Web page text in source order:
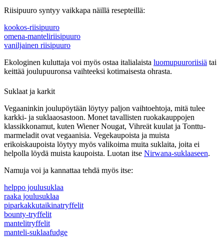
Riisipuuro syntyy vaikkapa näillä resepteillä:
kookos-riisipuuro
omena-manteliriisipuuro
vaniljainen riisipuuro
Ekologinen kuluttaja voi myös ostaa italialaista luomupuuroriisiä tai
keittää joulupuuronsa vaihteeksi kotimaisesta ohrasta.
Suklaat ja karkit
Vegaaninkin joulupöytään löytyy paljon vaihtoehtoja, mitä tulee
karkki- ja suklaaosastoon. Monet tavallisten ruokakauppojen
klassikkonamut, kuten Wiener Nougat, Vihreät kuulat ja Tonttu-
marmeladit ovat vegaanisia. Vegekaupoista ja muista
erikoiskaupoista löytyy myös valikoima muita suklaita, joita ei
helpolla löydä muista kaupoista. Luotan itse Nirwana-suklaaseen.
Namuja voi ja kannattaa tehdä myös itse:
helppo joulusuklaa
raaka joulusuklaa
piparkakkutaikinatryffelit
bounty-tryffelit
mantelitryffelit
manteli-suklaafudge